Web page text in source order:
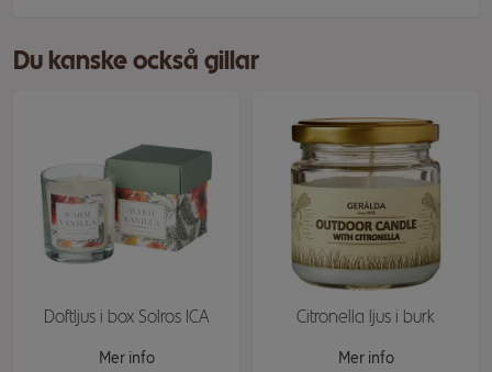
Du kanske också gillar
Doftljus i box Solros ICA
Mer info
Citronella ljus i burk
Mer info